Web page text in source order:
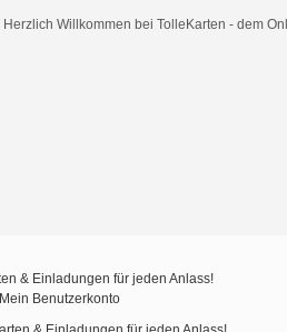
Herzlich Willkommen bei TolleKarten - dem
Mein Benutzerkonto